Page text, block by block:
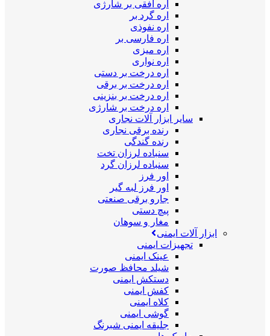
اره افقی بر شارژی
اره گرد بر
اره نفوذی
اره فارسی بر
اره میزی
اره نواری
اره درخت بر دستی
اره درخت بر برقی
اره درخت بر بنزینی
اره درخت بر شارژی
سایر ابزار آلات نجاری
رنده برقی نجاری
رنده گندگی
سنباده لرزان تخت
سنباده لرزان گرد
اور فرز
اور فرز لبه گیر
جارو برقی صنعتی
پیچ دستی
مغار و سوهان
ابزار آلات ایمنی
تجهیزات ایمنی
عینک ایمنی
شیلد محافظ صورت
دستکش ایمنی
کفش ایمنی
کلاه ایمنی
گوشی ایمنی
جلیقه ایمنی شبرنگ